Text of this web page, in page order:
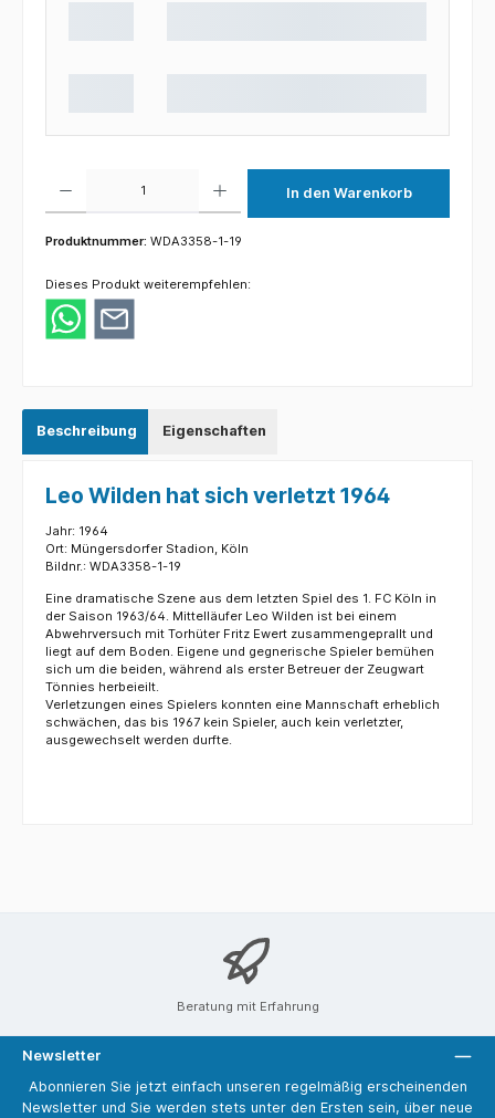
In den Warenkorb
Produktnummer: WDA3358-1-19
Dieses Produkt weiterempfehlen:
Beschreibung Eigenschaften
Leo Wilden hat sich verletzt 1964
Jahr: 1964
Ort: Müngersdorfer Stadion, Köln
Bildnr.: WDA3358-1-19
Eine dramatische Szene aus dem letzten Spiel des 1. FC Köln in
der Saison 1963/64. Mittelläufer Leo Wilden ist bei einem
Abwehrversuch mit Torhüter Fritz Ewert zusammengeprallt und
liegt auf dem Boden. Eigene und gegnerische Spieler bemühen
sich um die beiden, während als erster Betreuer der Zeugwart
Tönnies herbeieilt.
Verletzungen eines Spielers konnten eine Mannschaft erheblich
schwächen, das bis 1967 kein Spieler, auch kein verletzter,
ausgewechselt werden durfte.
Beratung mit Erfahrung
Newsletter
Abonnieren Sie jetzt einfach unseren regelmäßig erscheinenden
Newsletter und Sie werden stets unter den Ersten sein, über neue